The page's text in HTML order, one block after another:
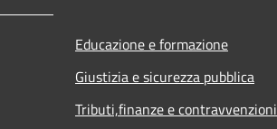
Educazione e formazione
Giustizia e sicurezza pubblica
Tributi,finanze e contravvenzioni